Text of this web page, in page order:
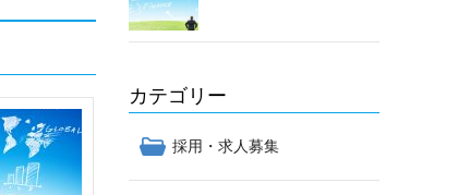
カテゴリー
採用・求人募集